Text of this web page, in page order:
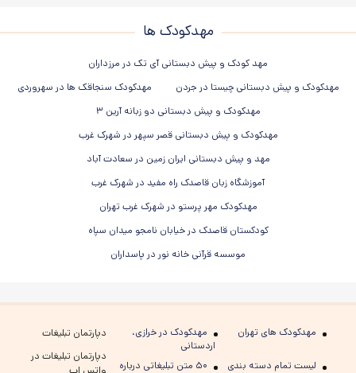
مهدکودک ها
مهد کودک و پیش دبستانی آی تک در مرزداران
مهدکودک و پیش دبستانی چیستا در جردن
مهدکودک سنجاقک ها در سهروردی
مهدکودک و پیش دبستانی دو زبانه آرین ۳
مهدکودک و پیش دبستانی قصر سپهر در شهرک غرب
مهد و پیش دبستانی ایران زمین در سعادت آباد
آموزشگاه زبان قاصدک راه مفید در شهرک غرب
مهدکودک مهر پرستو در شهرک غرب تهران
کودکستان قاصدک در خیابان نامجو میدان سپاه
موسسه قرآنی خانه نور در پاسداران
مهدکودک های تهران
مهدکودک در خرازی،
اردستانی
لیست تمام دسته بندی
۵۰ متن تبلیغاتی درباره
دپارتمان تبلیغات
دپارتمان تبلیغات در
واتس اپ